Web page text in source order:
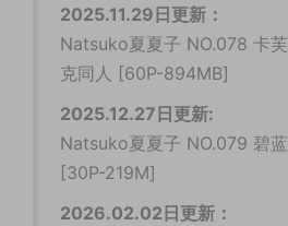
2025.11.29日更新：
Natsuko夏夏子 NO.078 卡
克同人 [60P-894MB]
2025.12.27日更新:
Natsuko夏夏子 NO.079 碧
[30P-219M]
2026.02.02日更新：